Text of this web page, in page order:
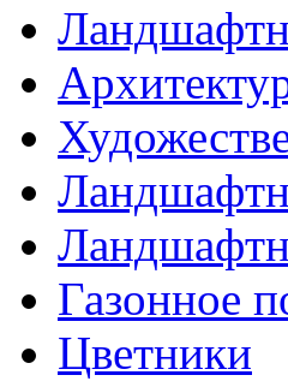
Газонное
Цветники